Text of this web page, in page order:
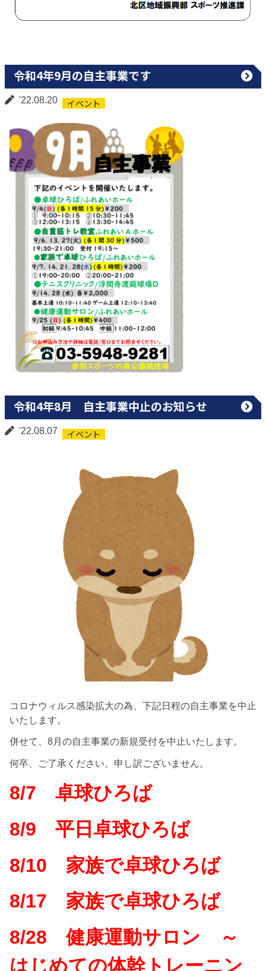
令和4年9月の自主事業です
'22.08.20 イベント
令和4年8月 自主事業中止のお知らせ
'22.08.07 イベント
コロナウィルス感染拡大の為、下記日程の自主事業を中止
いたします。
併せて、8月の自主事業の新規受付を中止いたします。
何卒、ご了承ください。申し訳ございません。
8/7 卓球ひろば
8/9 平日卓球ひろば
8/10 家族で卓球ひろば
8/17 家族で卓球ひろば
8/28 健康運動サロン ～
はじめての体幹トレーニン